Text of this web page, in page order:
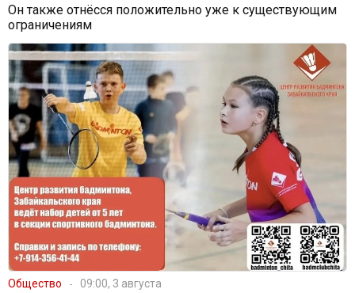
Он также отнёсся положительно уже к существующим
ограничениям
Общество 09:00, 3 августа